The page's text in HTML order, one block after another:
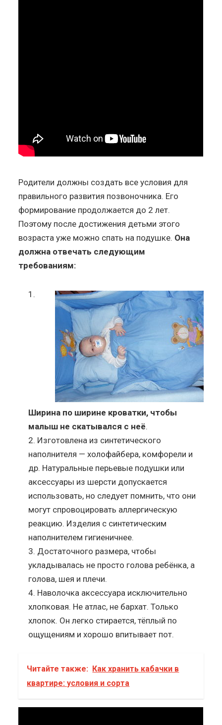
Родители должны создать все условия для
правильного развития позвоночника. Его
формирование продолжается до 2 лет.
Поэтому после достижения детьми этого
возраста уже можно спать на подушке. Она
должна отвечать следующим
требованиям:
Ширина по ширине кроватки, чтобы
малыш не скатывался с неё.
Изготовлена из синтетического
наполнителя — холофайбера, комфорели и
др. Натуральные перьевые подушки или
аксессуары из шерсти допускается
использовать, но следует помнить, что они
могут спровоцировать аллергическую
реакцию. Изделия с синтетическим
наполнителем гигиеничнее.
Достаточного размера, чтобы
укладывалась не просто голова ребёнка, а
голова, шея и плечи.
Наволочка аксессуара исключительно
хлопковая. Не атлас, не бархат. Только
хлопок. Он легко стирается, тёплый по
ощущениям и хорошо впитывает пот.
Читайте также: Как хранить кабачки в
квартире: условия и сорта